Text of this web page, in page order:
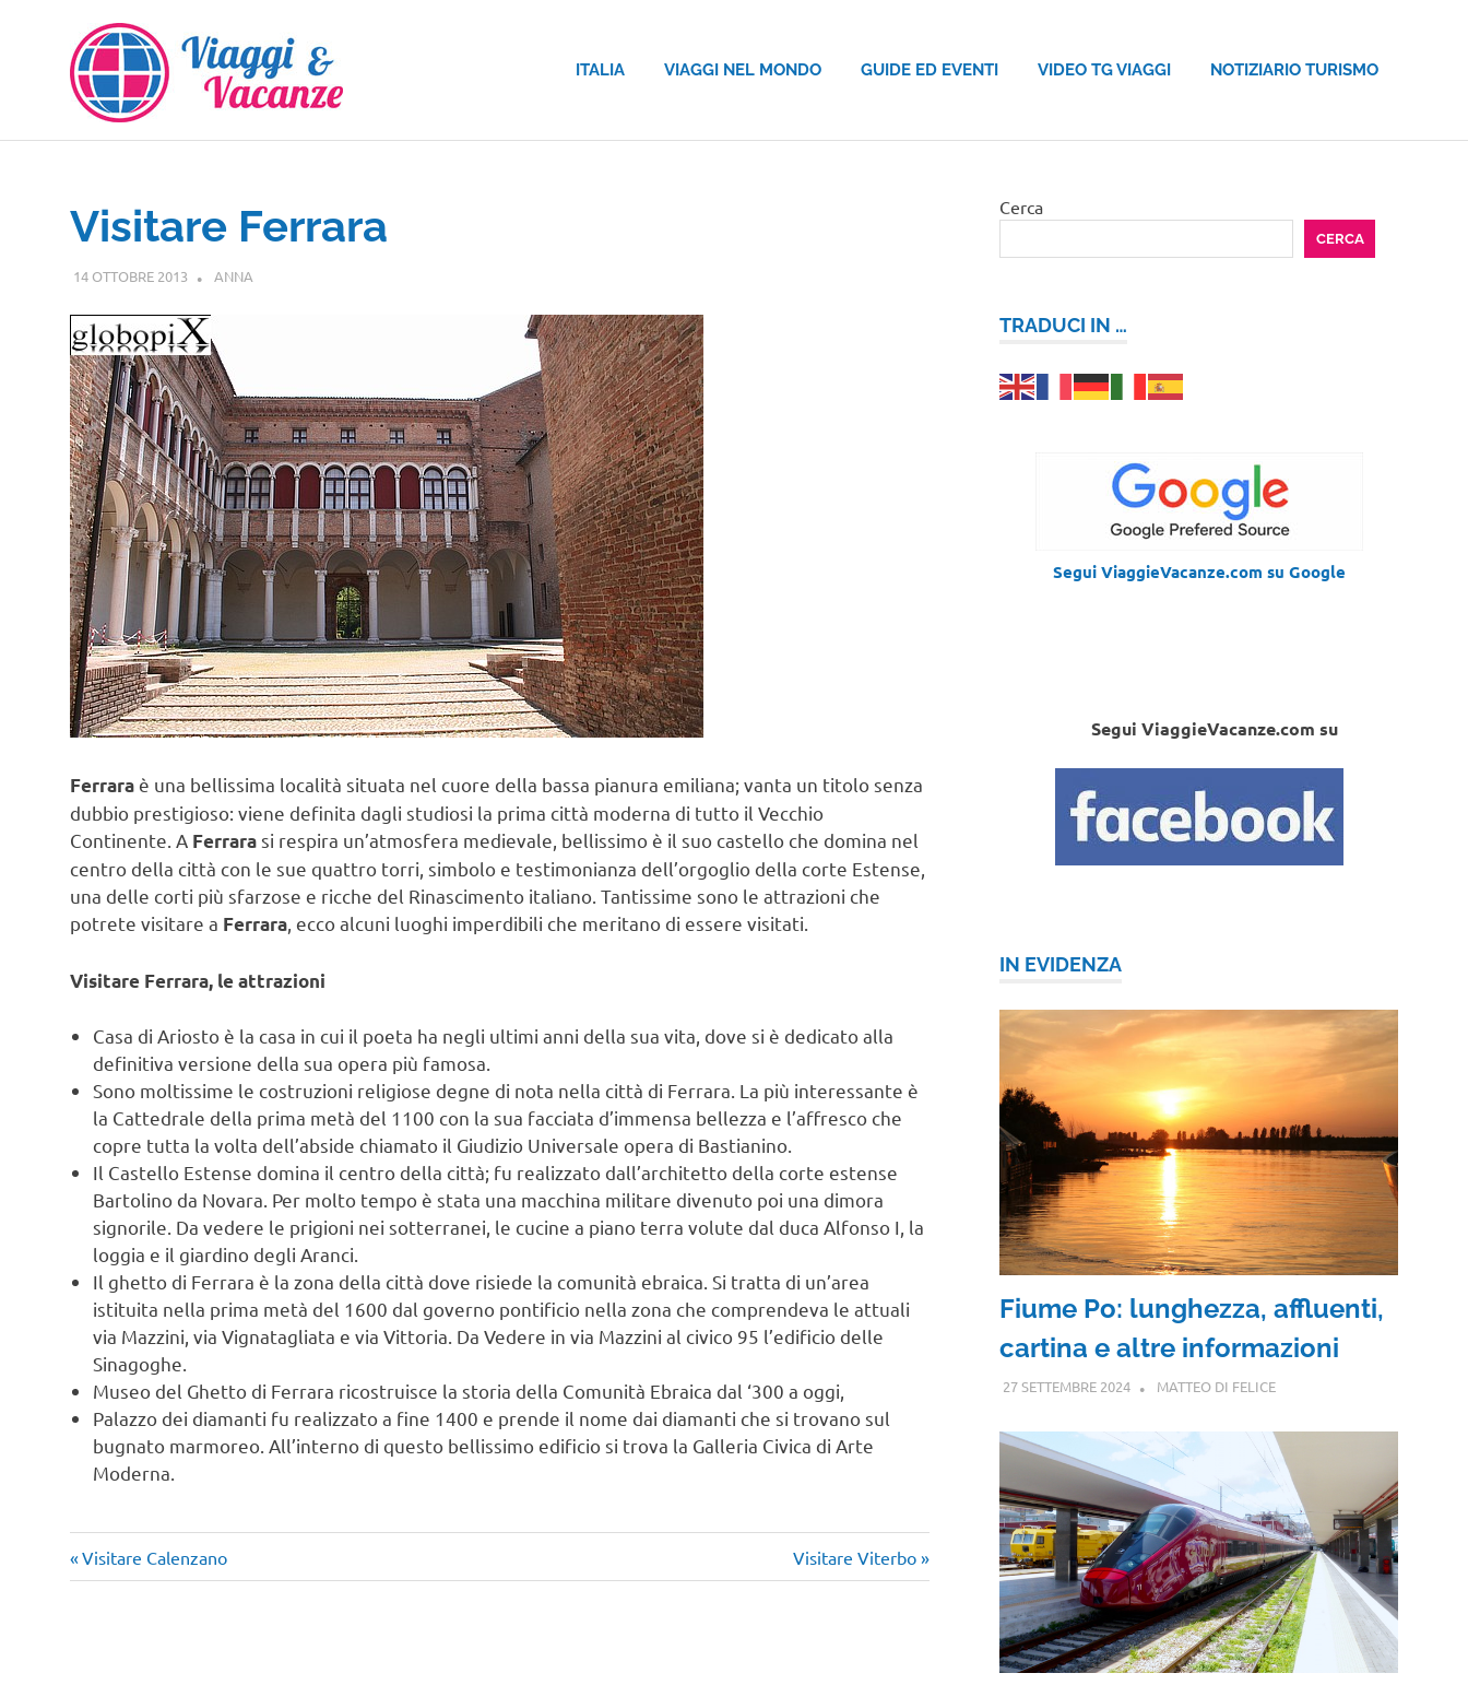
contenuto
ITALIA VIAGGI NEL MONDO GUIDE ED EVENTI VIDEO TG VIAGGI NOTIZIARIO TURISMO
Visitare Ferrara
14 OTTOBRE 2013 ANNA
Ferrara è una bellissima località situata nel cuore della bassa pianura emiliana; vanta un titolo senza
dubbio prestigioso: viene definita dagli studiosi la prima città moderna di tutto il Vecchio
Continente. A Ferrara si respira un’atmosfera medievale, bellissimo è il suo castello che domina nel
centro della città con le sue quattro torri, simbolo e testimonianza dell’orgoglio della corte Estense,
una delle corti più sfarzose e ricche del Rinascimento italiano. Tantissime sono le attrazioni che
potrete visitare a Ferrara, ecco alcuni luoghi imperdibili che meritano di essere visitati.
Visitare Ferrara, le attrazioni
Casa di Ariosto è la casa in cui il poeta ha negli ultimi anni della sua vita, dove si è dedicato alla
definitiva versione della sua opera più famosa.
Sono moltissime le costruzioni religiose degne di nota nella città di Ferrara. La più interessante è
la Cattedrale della prima metà del 1100 con la sua facciata d’immensa bellezza e l’affresco che
copre tutta la volta dell’abside chiamato il Giudizio Universale opera di Bastianino.
Il Castello Estense domina il centro della città; fu realizzato dall’architetto della corte estense
Bartolino da Novara. Per molto tempo è stata una macchina militare divenuto poi una dimora
signorile. Da vedere le prigioni nei sotterranei, le cucine a piano terra volute dal duca Alfonso I, la
loggia e il giardino degli Aranci.
Il ghetto di Ferrara è la zona della città dove risiede la comunità ebraica. Si tratta di un’area
istituita nella prima metà del 1600 dal governo pontificio nella zona che comprendeva le attuali
via Mazzini, via Vignatagliata e via Vittoria. Da Vedere in via Mazzini al civico 95 l’edificio delle
Sinagoghe.
Museo del Ghetto di Ferrara ricostruisce la storia della Comunità Ebraica dal ‘300 a oggi,
Palazzo dei diamanti fu realizzato a fine 1400 e prende il nome dai diamanti che si trovano sul
bugnato marmoreo. All’interno di questo bellissimo edificio si trova la Galleria Civica di Arte
Moderna.
Navigazione
Articolo
precedente:
Visitare Calenzano
Articolo
successivo:
Visitare Viterbo
Cerca
CERCA
TRADUCI IN …
Segui ViaggieVacanze.com su Google
Segui ViaggieVacanze.com su
IN EVIDENZA
Fiume Po: lunghezza, affluenti,
cartina e altre informazioni
27 SETTEMBRE 2024 MATTEO DI FELICE